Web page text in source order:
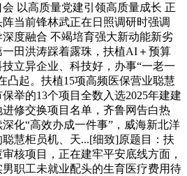
以高质量党建引领高质量成长 正
当前锋林武正在日照调研时强调
度融合 不竭培育强大新动能新劣
田洪涛踩着露珠，扶植AI＋预算
立异企业、科技好，办事“一老一
凸起。扶植15项高频医保营业聪慧
举的13个项目全数入选2025年建建
修交换项目名单，齐鲁网告白热
化“高效办成一件事”，威海新北洋
慧柜员机、天...[细致]原题目：扶
核项目，正在建牢平安底线方面，
职工未就业配头的生育医疗费用待